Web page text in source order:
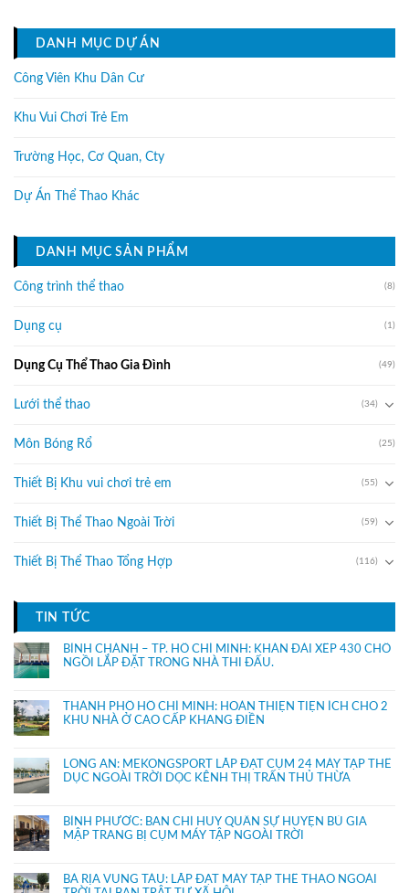
DANH MỤC DỰ ÁN
Công Viên Khu Dân Cư
Khu Vui Chơi Trẻ Em
Trường Học, Cơ Quan, Cty
Dự Án Thể Thao Khác
DANH MỤC SẢN PHẨM
Công trình thể thao (8)
Dụng cụ (1)
Dụng Cụ Thể Thao Gia Đình (49)
Lưới thể thao (34)
Môn Bóng Rổ (25)
Thiết Bị Khu vui chơi trẻ em (55)
Thiết Bị Thể Thao Ngoài Trời (59)
Thiết Bị Thể Thao Tổng Hợp (116)
TIN TỨC
BÌNH CHÁNH – TP. HỒ CHÍ MINH: KHÁN ĐÀI XẾP 430 CHỔ
NGỒI LẮP ĐẶT TRONG NHÀ THI ĐẤU.
THÀNH PHỐ HỒ CHÍ MINH: HOÀN THIỆN TIỆN ÍCH CHO 2
KHU NHÀ Ở CAO CẤP KHANG ĐIỀN
LONG AN: MEKONGSPORT LẮP ĐẶT CỤM 24 MÁY TẬP THỂ
DỤC NGOÀI TRỜI DỌC KÊNH THỊ TRẤN THỦ THỪA
BÌNH PHƯỚC: BAN CHỈ HUY QUÂN SỰ HUYỆN BÙ GIA
MẬP TRANG BỊ CỤM MÁY TẬP NGOÀI TRỜI
BÀ RỊA VŨNG TÀU: LẮP ĐẶT MÁY TẬP THỂ THAO NGOÀI